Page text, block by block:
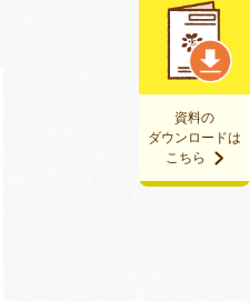
資料の
ダウンロードは
こちら